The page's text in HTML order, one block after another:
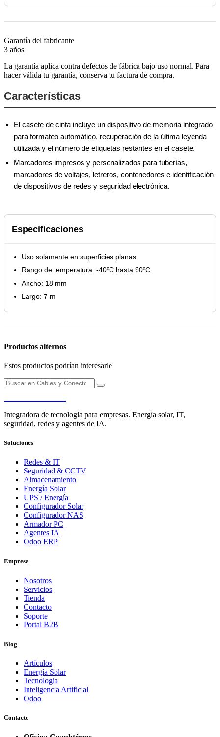
Garantía del fabricante
3 años
La garantía aplica contra defectos de fábrica bajo uso normal. Para
hacer válida tu garantía, conserva tu factura de compra.
Características
El casete de cinta incluye un dispositivo de memoria integrado
para formateo automático, recuperación de la última leyenda
utilizada y el número de etiquetas restantes en el casete.
Marcadores impresos y personalizados para tuberías,
marcadores de voltajes, letreros, contenedores e identificación
de dispositivos de redes y seguridad electrónica.
Especificaciones
Uso solamente en superficies planas
Rango de temperatura: -40ºC hasta 90ºC
Ancho: 18 mm
Largo: 7 m
Productos alternos
Estos productos podrían interesarle
Integradora de tecnología para empresas. Energía solar, IT,
seguridad, redes y agentes de IA.
Soluciones
Redes & IT
Seguridad & CCTV
Almacenamiento
Energía Solar
UPS / Energía
Configurador Solar
Configurador NAS
Armador PC
Agentes IA
Odoo ERP
Empresa
Nosotros
Servicios
Tienda
Contacto
Soporte
Portal B2B
Blog
Artículos
Energía Solar
Tecnología
Inteligencia Artificial
Odoo
Contacto